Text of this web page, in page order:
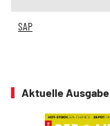
SAP
Aktuelle Ausgabe